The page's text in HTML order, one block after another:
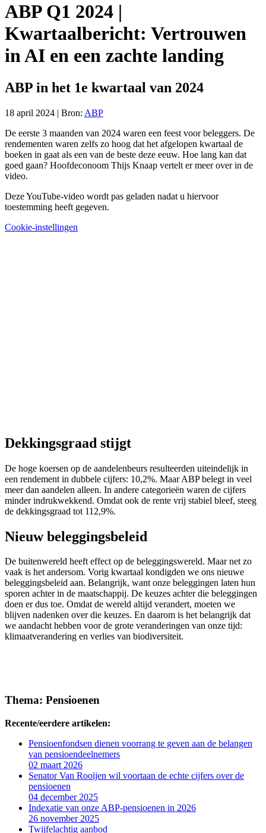
ABP Q1 2024 |
Kwartaalbericht: Vertrouwen
in AI en een zachte landing
ABP in het 1e kwartaal van 2024
18 april 2024 | Bron: ABP
De eerste 3 maanden van 2024 waren een feest voor beleggers. De
rendementen waren zelfs zo hoog dat het afgelopen kwartaal de
boeken in gaat als een van de beste deze eeuw. Hoe lang kan dat
goed gaan? Hoofdeconoom Thijs Knaap vertelt er meer over in de
video.
Deze YouTube-video wordt pas geladen nadat u hiervoor
toestemming heeft gegeven.
Cookie-instellingen
Dekkingsgraad stijgt
De hoge koersen op de aandelenbeurs resulteerden uiteindelijk in
een rendement in dubbele cijfers: 10,2%. Maar ABP belegt in veel
meer dan aandelen alleen. In andere categorieën waren de cijfers
minder indrukwekkend. Omdat ook de rente vrij stabiel bleef, steeg
de dekkingsgraad tot 112,9%.
Nieuw beleggingsbeleid
De buitenwereld heeft effect op de beleggingswereld. Maar net zo
vaak is het andersom. Vorig kwartaal kondigden we ons nieuwe
beleggingsbeleid aan. Belangrijk, want onze beleggingen laten hun
sporen achter in de maatschappij. De keuzes achter die beleggingen
doen er dus toe. Omdat de wereld altijd verandert, moeten we
blijven nadenken over die keuzes. En daarom is het belangrijk dat
we aandacht hebben voor de grote veranderingen van onze tijd:
klimaatverandering en verlies van biodiversiteit.
Thema: Pensioenen
Recente/eerdere artikelen:
Pensioenfondsen dienen voorrang te geven aan de belangen
van pensioendeelnemers
02 maart 2026
Senator Van Rooijen wil voortaan de echte cijfers over de
pensioenen
04 december 2025
Indexatie van onze ABP-pensioenen in 2026
26 november 2025
Twijfelachtig aanbod